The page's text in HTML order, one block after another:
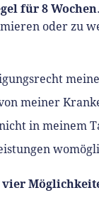
für 8 Wochen
oder zu
meiner
in meinem
vier